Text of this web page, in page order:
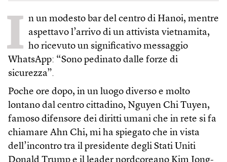
I n un modesto bar del centro di Hanoi, mentre
aspettavo l’arrivo di un attivista vietnamita,
ho ricevuto un significativo messaggio
WhatsApp: “Sono pedinato dalle forze di
sicurezza”.
Poche ore dopo, in un luogo diverso e molto
lontano dal centro cittadino, Nguyen Chi Tuyen,
famoso difensore dei diritti umani che in rete si fa
chiamare Ahn Chi, mi ha spiegato che in vista
dell’incontro tra il presidente degli Stati Uniti